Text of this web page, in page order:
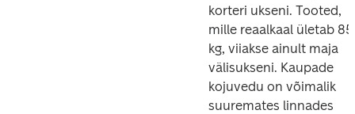
korteri ukseni. Tooted,
mille reaalkaal ületab 85
kg, viiakse ainult maja
välisukseni. Kaupade
kojuvedu on võimalik
suuremates linnades